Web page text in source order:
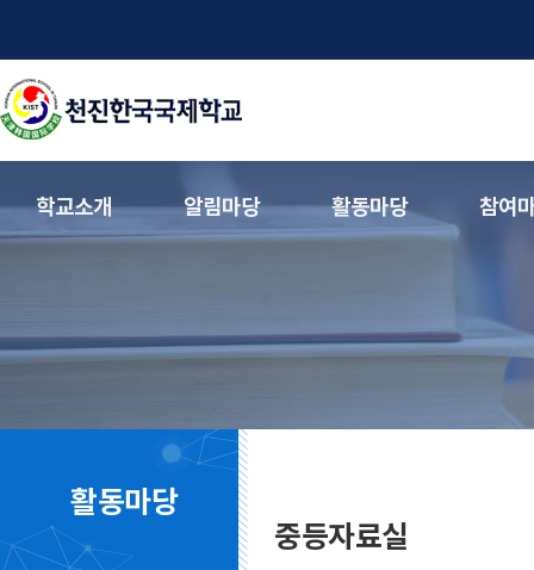
학교소개 알림마당 활동마당 참여
활동마당
중등자료실